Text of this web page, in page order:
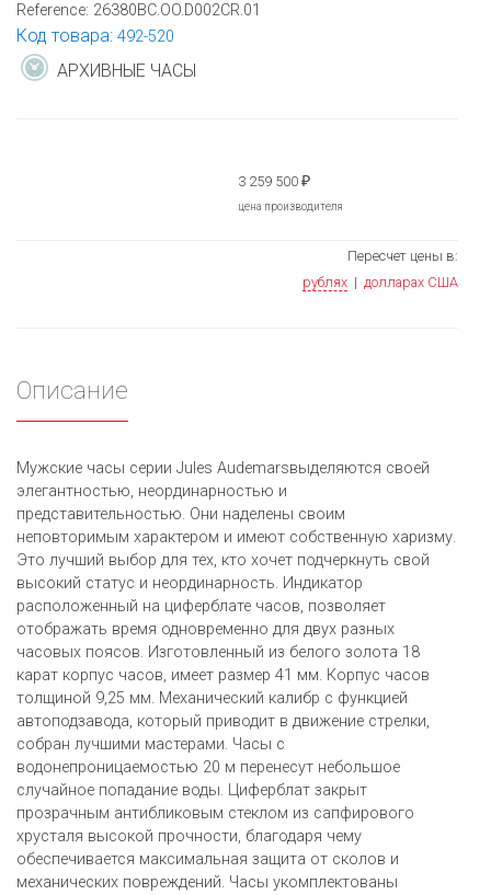
Reference: 26380BC.OO.D002CR.01
Код товара: 492-520
АРХИВНЫЕ ЧАСЫ
3 259 500 ₽
цена производителя
Пересчет цены в:
рублях | долларах США
Описание
Мужские часы серии Jules Audemarsвыделяются своей
элегантностью, неординарностью и
представительностью. Они наделены своим
неповторимым характером и имеют собственную харизму.
Это лучший выбор для тех, кто хочет подчеркнуть свой
высокий статус и неординарность. Индикатор
расположенный на циферблате часов, позволяет
отображать время одновременно для двух разных
часовых поясов. Изготовленный из белого золота 18
карат корпус часов, имеет размер 41 мм. Корпус часов
толщиной 9,25 мм. Механический калибр с функцией
автоподзавода, который приводит в движение стрелки,
собран лучшими мастерами. Часы с
водонепроницаемостью 20 м перенесут небольшое
случайное попадание воды. Циферблат закрыт
прозрачным антибликовым стеклом из сапфирового
хрусталя высокой прочности, благодаря чему
обеспечивается максимальная защита от сколов и
механических повреждений. Часы укомплектованы